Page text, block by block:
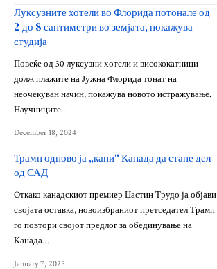
Луксузните хотели во Флорида потонале од
2 до 8 сантиметри во земјата, покажува
студија
Повеќе од 30 луксузни хотели и висококатници
долж плажите на Јужна Флорида тонат на
неочекуван начин, покажува новото истражување.
Научниците…
December 18, 2024
Трамп одново ја „кани“ Канада да стане дел
од САД
Oткако канадскиот премиер Џастин Трудо ја објави
својата оставка, новоизбраниот претседател Трамп
го повтори својот предлог за обединување на
Канада…
January 7, 2025